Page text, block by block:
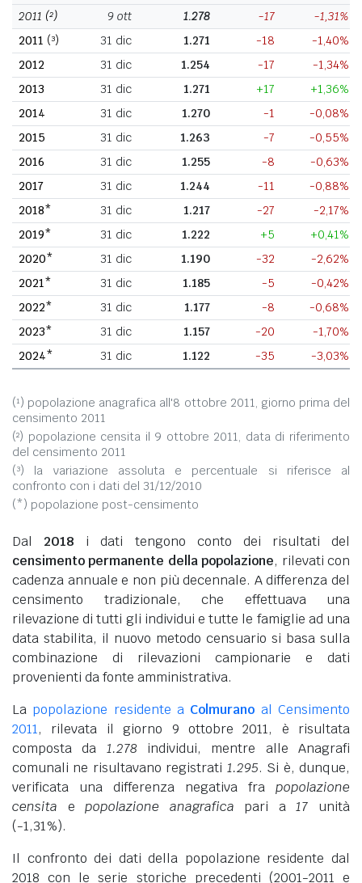
2011 (²) 9 ott 1.278 -17
-1,31%
2011 (³) 31 dic 1.271 -18
-1,40%
2012
31 dic 1.254 -17
-1,34%
2013
31 dic 1.271 +17
+1,36%
2014
31 dic 1.270 -1
-0,08%
2015
31 dic 1.263 -7
-0,55%
2016
31 dic 1.255 -8
-0,63%
2017
31 dic 1.244 -11
-0,88%
2018*
31 dic 1.217 -27
-2,17%
2019*
31 dic 1.222 +5
+0,41%
2020*
31 dic 1.190 -32
-2,62%
2021*
31 dic 1.185 -5
-0,42%
2022*
31 dic 1.177 -8
-0,68%
2023*
31 dic 1.157 -20
-1,70%
2024*
31 dic 1.122 -35 -3,03%
(¹) popolazione anagrafica all'8 ottobre 2011, giorno prima del
censimento 2011
(²) popolazione censita il 9 ottobre 2011, data di riferimento
del censimento 2011
(³) la variazione assoluta e percentuale si riferisce al
confronto con i dati del 31/12/2010
(*) popolazione post-censimento
Dal 2018 i dati tengono conto dei risultati del
censimento permanente della popolazione, rilevati con
cadenza annuale e non più decennale. A differenza del
censimento tradizionale, che effettuava una
rilevazione di tutti gli individui e tutte le famiglie ad una
data stabilita, il nuovo metodo censuario si basa sulla
combinazione di rilevazioni campionarie e dati
provenienti da fonte amministrativa.
La popolazione residente a Colmurano al Censimento
2011, rilevata il giorno 9 ottobre 2011, è risultata
composta da 1.278 individui, mentre alle Anagrafi
comunali ne risultavano registrati 1.295. Si è, dunque,
verificata una differenza negativa fra popolazione
censita epopolazione anagrafica pari a17 unità
(-1,31%).
Il confronto dei dati della popolazione residente dal
2018 con le serie storiche precedenti (2001-2011 e